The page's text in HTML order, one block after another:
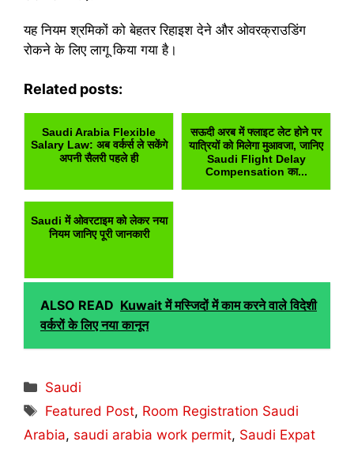
यह नियम श्रमिकों को बेहतर रिहाइश देने और ओवरक्राउडिंग
रोकने के लिए लागू किया गया है।
Related posts:
Saudi Arabia Flexible
Salary Law: अब वर्कर्स ले सकेंगे
अपनी सैलरी पहले ही
सऊदी अरब में फ्लाइट लेट होने पर
यात्रियों को मिलेगा मुआवजा, जानिए
Saudi Flight Delay
Compensation का...
Saudi में ओवरटाइम को लेकर नया
नियम जानिए पूरी जानकारी
ALSO READ Kuwait में मस्जिदों में काम करने वाले विदेशी
वर्करों के लिए नया कानून
Categories
Saudi
Tags
Featured Post, Room Registration Saudi
Arabia, saudi arabia work permit, Saudi Expat